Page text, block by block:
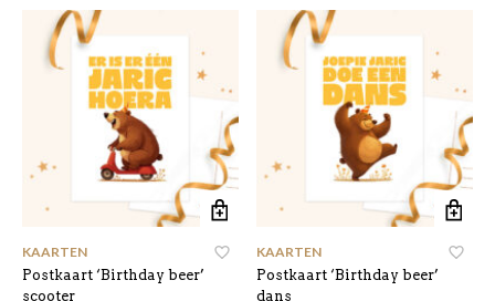
€ 5,00.
KAARTEN
Postkaart ‘Birthday beer’
scooter
KAARTEN
Postkaart ‘Birthday beer’
dans